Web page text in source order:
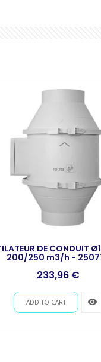
DE CONDUIT
200/250 m3/h -
233,96 €
ADD TO CART remove_red_eye